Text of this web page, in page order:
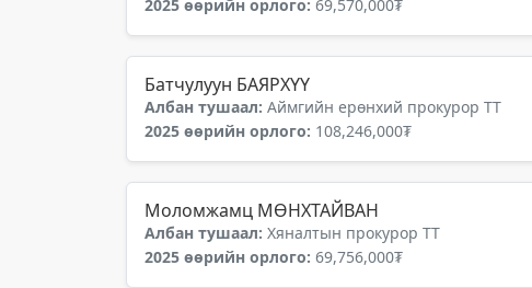
2025 өөрийн орлого: 69,570,000₮
Батчулуун БАЯРХҮҮ
Албан тушаал: Аймгийн ерөнхий прокурор ТТ
2025 өөрийн орлого: 108,246,000₮
Моломжамц МӨНХТАЙВАН
Албан тушаал: Хяналтын прокурор ТТ
2025 өөрийн орлого: 69,756,000₮